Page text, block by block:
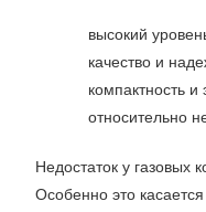
высокий
качество и
компактность и
относительно
Недостаток у газовых
Особенно это